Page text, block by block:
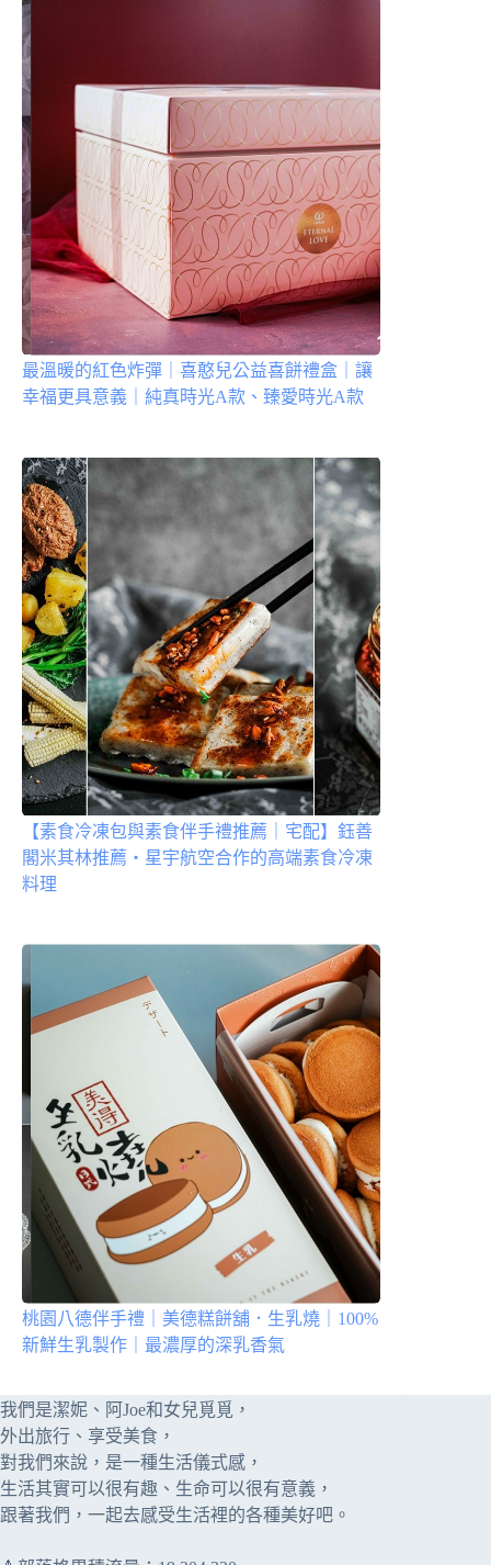
最溫暖的紅色炸彈｜喜憨兒公益喜餅禮盒｜讓
幸福更具意義｜純真時光A款、臻愛時光A款
【素食冷凍包與素食伴手禮推薦｜宅配】鈺善
閣米其林推薦・星宇航空合作的高端素食冷凍
料理
桃園八德伴手禮｜美德糕餅舖．生乳燒｜100%
新鮮生乳製作｜最濃厚的深乳香氣
我們是潔妮、阿Joe和女兒覓覓，
外出旅行、享受美食，
對我們來說，是一種生活儀式感，
生活其實可以很有趣、生命可以很有意義，
跟著我們，一起去感受生活裡的各種美好吧。